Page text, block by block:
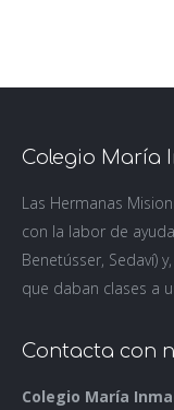
Colegio María
Las Hermanas
con la labor de
Benetússer, Sedaví)
que daban clases a
Contacta con
Colegio María